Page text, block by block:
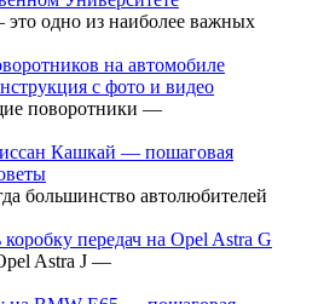
это одно из наиболее важных
на автомобиле
с фото и видео
поворотники —
Кашкай — пошаговая
большинство автолюбителей
передач на Opel Astra G
Astra J —